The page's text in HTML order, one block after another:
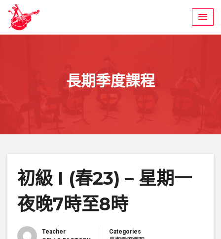
Skip
content
長期季度課程
初級 I (春23) – 星期一
夜晚7時至8時
Teacher
Categories